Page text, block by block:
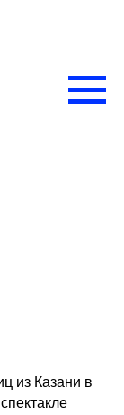
из Казани в